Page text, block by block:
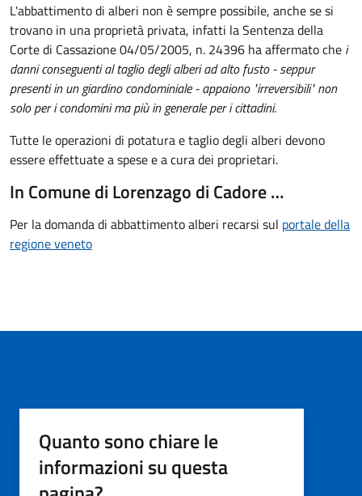
L'abbattimento di alberi non è sempre possibile, anche se si
trovano in una proprietà privata, infatti la Sentenza della
Corte di Cassazione 04/05/2005, n. 24396 ha affermato che i
danni conseguenti al taglio degli alberi ad alto fusto - seppur
presenti in un giardino condominiale - appaiono "irreversibili" non
solo per i condomini ma più in generale per i cittadini.
Tutte le operazioni di potatura e taglio degli alberi devono
essere effettuate a spese e a cura dei proprietari.
In Comune di Lorenzago di Cadore …
Per la domanda di abbattimento alberi recarsi sul portale della
regione veneto
Quanto sono chiare le
informazioni su questa